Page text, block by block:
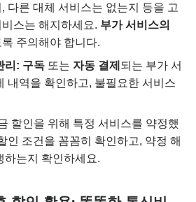
다른 대체 서비스는 없는지 등을 고
스는 해지하세요. 부가 서비스의
주의해야 합니다.
리: 구독 또는 자동 결제 되는 부가 서
내역을 확인하고, 불필요한 서비스
할인을 위해 특정 서비스를 약정했
인 조건을 꼼꼼히 확인하고, 약정 해
하는지 확인하세요.